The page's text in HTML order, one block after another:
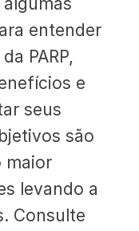
entender
PARP,
e
seus
são
maior
levando a
Consulte